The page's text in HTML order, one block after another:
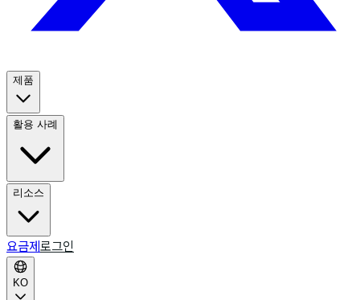
제품
활용 사례
리소스
요금제 로그인
KO